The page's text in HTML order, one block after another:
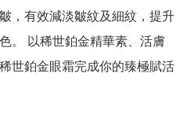
，有效減淡皺紋及細紋，提升
。 以稀世鉑金精華素、活膚
世鉑金眼霜完成你的臻極賦活